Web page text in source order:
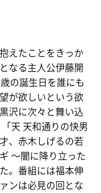
えたことをきっか
なる主人公伊藤開
の誕生日を誰にも
が欲しいという欲
沢に次々と舞い込
天 天和通りの快男
、赤木しげるの若
〜闇に降り立った
。番組には福本伸
ンは必見の回とな